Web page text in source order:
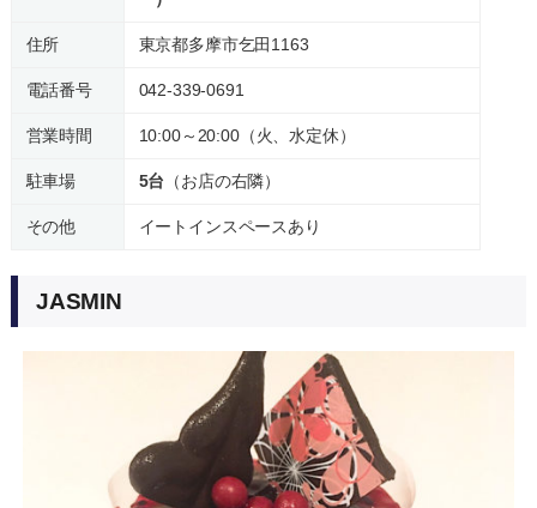
住所 東京都多摩市乞田1163
電話番号 042-339-0691
営業時間 10:00～20:00（火、水定休）
駐車場 5台 （お店の右隣）
その他 イートインスペースあり
JASMIN